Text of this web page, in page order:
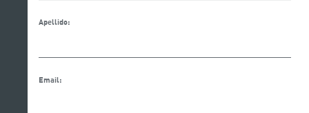
Apellido:
Email: